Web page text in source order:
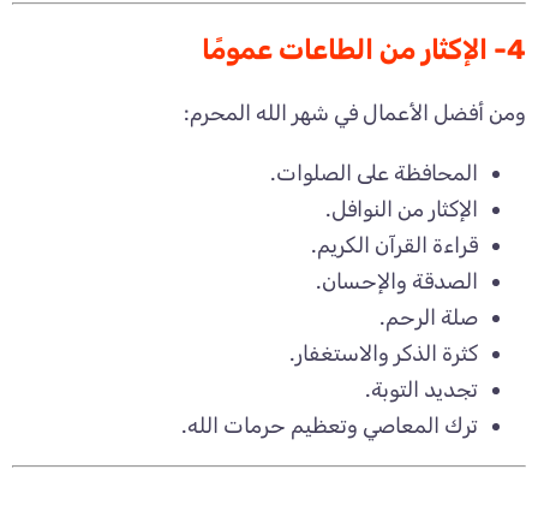
4- الإكثار من الطاعات عمومًا
ومن أفضل الأعمال في شهر الله المحرم:
المحافظة على الصلوات.
الإكثار من النوافل.
قراءة القرآن الكريم.
الصدقة والإحسان.
صلة الرحم.
كثرة الذكر والاستغفار.
تجديد التوبة.
ترك المعاصي وتعظيم حرمات الله.